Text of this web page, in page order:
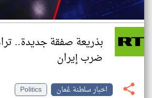
بذريعة صفقة جديدة..
ضرب إيران
اخبار سلطنة عُمان
Politics